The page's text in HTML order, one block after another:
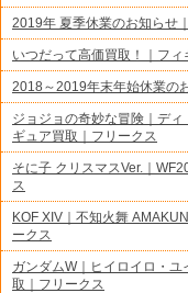
2019年 夏季休業のお知らせ
いつだって高価買取！｜フ
2018～2019年末年始休業の
ジョジョの奇妙な冒険｜デ
ギュア買取｜フリークス
そに子 クリスマスVer.｜
ス
KOF XIV｜不知火舞
ークス
ガンダムW｜ヒイロイロ・
取｜フリークス